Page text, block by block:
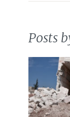
Posts